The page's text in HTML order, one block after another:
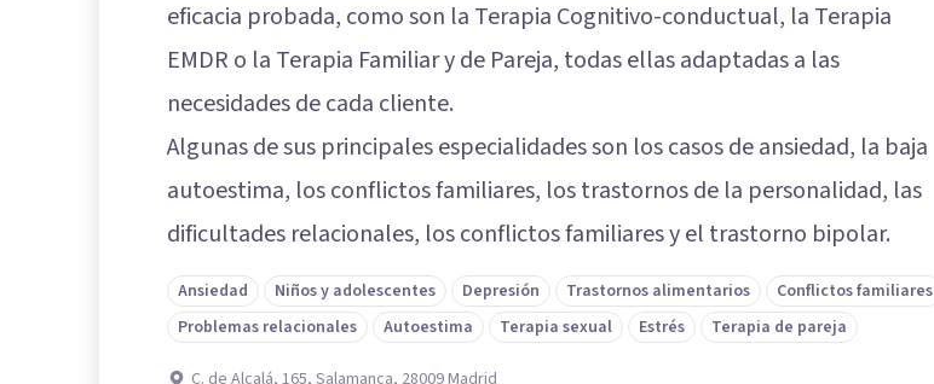
eficacia probada, como son la Terapia Cognitivo-conductual, la Terapia
EMDR o la Terapia Familiar y de Pareja, todas ellas adaptadas a las
necesidades de cada cliente.
Algunas de sus principales especialidades son los casos de ansiedad, la baja
autoestima, los conflictos familiares, los trastornos de la personalidad, las
dificultades relacionales, los conflictos familiares y el trastorno bipolar.
Ansiedad Niños y adolescentes Depresión Trastornos alimentarios
Conflictos familiares
Problemas relacionales
Autoestima Terapia sexual Estrés Terapia de pareja
C. de Alcalá, 165, Salamanca, 28009 Madrid